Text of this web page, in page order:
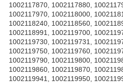
1002117870, 1002117880,
1002117970, 1002118000,
1002118240, 1002118560,
1002118991, 1002119700,
1002119730, 1002119731,
1002119750, 1002119760,
1002119790, 1002119800,
1002119860, 1002119870,
1002119941, 1002119950,